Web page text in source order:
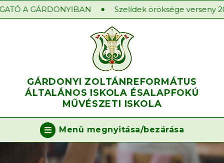
A GÁRDONYIBAN Szelídek öröksége verseny
GÁRDONYI ZOLTÁNREFORMÁTUS
ÁLTALÁNOS ISKOLA ÉSALAPFOKÚ
MŰVÉSZETI ISKOLA
Menü megnyitása/bezárása